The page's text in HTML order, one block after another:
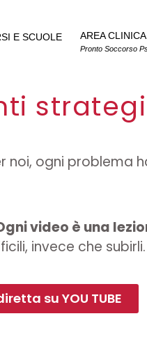
E SCUOLE AREA
Pronto Soccorso
noi, ogni problema
video è una
invece che
su YOU TUBE